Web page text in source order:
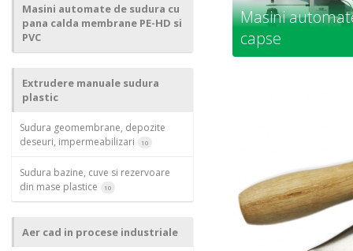
Masini automate de sudura cu
pana calda membrane PE-HD si
PVC
Extrudere manuale sudura
plastic
Sudura geomembrane, depozite
deseuri, impermeabilizari
10
Sudura bazine, cuve si rezervoare
din mase plastice
10
Aer cad in procese industriale
Masini
capse